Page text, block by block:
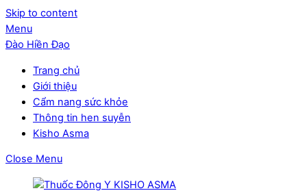
Skip to content
Menu
Đào Hiền Đạo
Trang chủ
Giới thiệu
Cẩm nang sức khỏe
Thông tin hen suyễn
Kisho Asma
Close Menu